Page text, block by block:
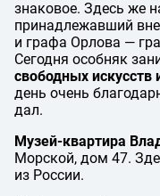
знаковое. Здесь же
принадлежавший
и графа Орлова —
Сегодня особняк
свободных искусств
день очень
дал.
Музей-квартира
Морской, дом 47.
из России.